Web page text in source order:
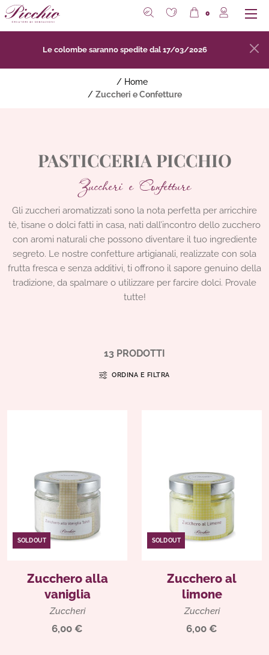
0
Le colombe saranno spedite dal 17/03/2026
/ Home
/ Zuccheri e Confetture
PASTICCERIA PICCHIO
Zuccheri e Confetture
Gli zuccheri aromatizzati sono la nota perfetta per arricchire
tè, tisane o dolci fatti in casa, nati dall’incontro dello zucchero
con aromi naturali che possono diventare il tuo ingrediente
segreto. Le nostre confetture artigianali, realizzate con sola
frutta fresca e senza additivi, ti offrono il sapore genuino della
tradizione, da spalmare o utilizzare per farcire dolci. Provale
tutte!
13 PRODOTTI
ORDINA E FILTRA
SOLD OUT
Zucchero alla
vaniglia
Zuccheri
6,00 €
SOLD OUT
Zucchero al
limone
Zuccheri
6,00 €
Tutte le Pasticceria
Tutte le Zuccheri e Confetture